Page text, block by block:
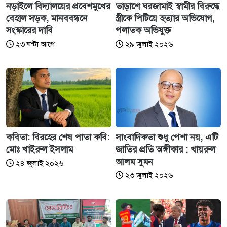
নড়াইলে বিদ্যালয়ের প্রবেশমুখের
বেহাল সড়ক, মানববন্ধনে
সংস্কারের দাবি
২৩ ঘন্টা আগে
তাড়াশে ঘরজামাই স্বামীর বিরুদ্ধে
স্ত্রীকে পিটিয়ে হত্যার অভিযোগ,
পলাতক অভিযুক্ত
২৯ জুলাই ২০২৬
কবিতা: বিরহের শেষ পাতা কবি:
মোঃ খাইরুল ইসলাম
২৪ জুলাই ২০২৬
সাংবাদিকতা শুধু পেশা নয়, এটি
জাতির প্রতি অঙ্গীকার : খায়রুল
আলম সুমন
২৩ জুলাই ২০২৬